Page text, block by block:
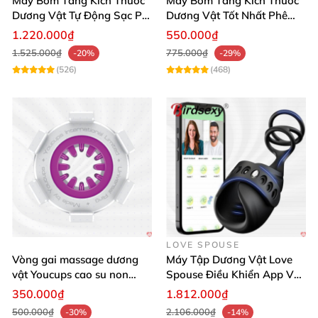
Máy vuốt trụ Mizzzee Gentle Jade Fingers tăng cường sinh lý
Hình ảnh thực tế sản phẩm đẳng cấp
Dương Vật Tự Động Sạc Pin
Hiệu Quả
1.220.000₫
1.525.000₫
-20%
(526)
Dương Vật Tốt Nhất Phê
Mạnh
550.000₫
775.000₫
-29%
(468)
Vòng gai massage dương
vật Youcups cao su non
tăng size hiệu quả chính
350.000₫
500.000₫ -30%
LOVE SPOUSE
Máy Tập Dương Vật Love
Spouse Điều Khiển App Và
Vòng Đeo
1.812.000₫
2.106.000₫ -14%